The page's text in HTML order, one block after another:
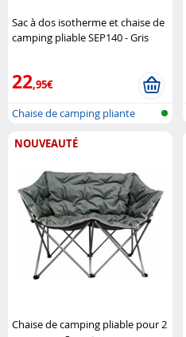
Sac à dos isotherme et chaise de
camping pliable SEP140 - Gris
22,95€
Chaise de camping pliante
NOUVEAUTÉ
Chaise de camping pliable pour 2